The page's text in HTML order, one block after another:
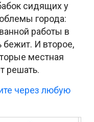
сидящих у
города:
работы в
бежит. И второе,
местная
решать.
через любую